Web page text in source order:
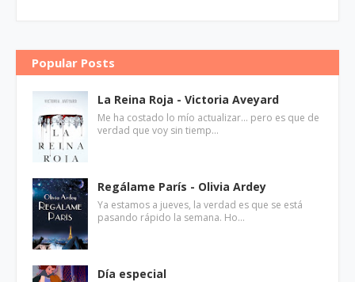
Popular Posts
La Reina Roja - Victoria Aveyard
Me ha costado lo mío actualizar... pero es que de
verdad que voy sin tiemp…
Regálame París - Olivia Ardey
Ya estamos a jueves, la verdad es que se está
pasando rápido la semana. Ho…
Día especial